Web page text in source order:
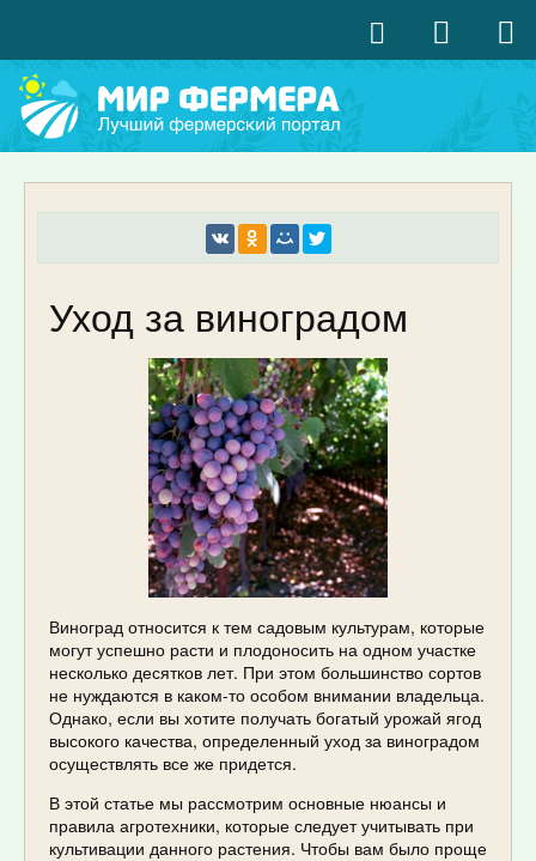
Уход за виноградом
Виноград относится к тем садовым культурам, которые
могут успешно расти и плодоносить на одном участке
несколько десятков лет. При этом большинство сортов
не нуждаются в каком-то особом внимании владельца.
Однако, если вы хотите получать богатый урожай ягод
высокого качества, определенный уход за виноградом
осуществлять все же придется.
В этой статье мы рассмотрим основные нюансы и
правила агротехники, которые следует учитывать при
культивации данного растения. Чтобы вам было проще